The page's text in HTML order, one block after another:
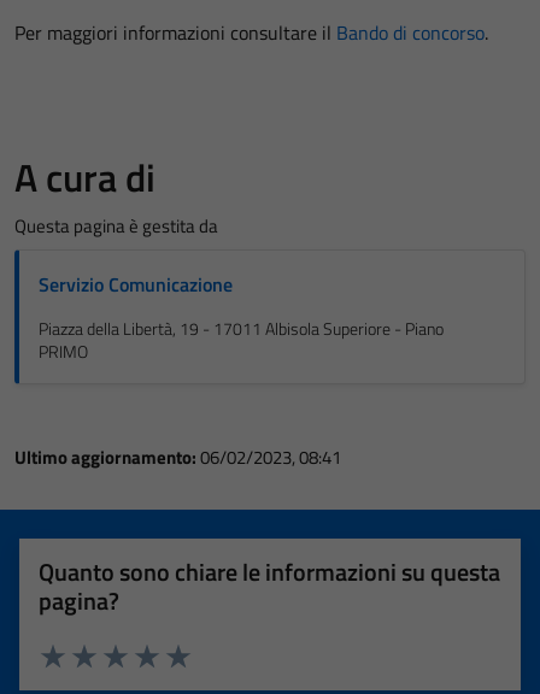
Per maggiori informazioni consultare il Bando di concorso.
A cura di
Questa pagina è gestita da
Servizio Comunicazione
Piazza della Libertà, 19 - 17011 Albisola Superiore - Piano
PRIMO
Ultimo aggiornamento:06/02/2023, 08:41
Quanto sono chiare le informazioni su questa
pagina?
Valuta 5 stelle su 5
Valuta 4 stelle su 5
Valuta 3 stelle su 5
Valuta 2 stelle su 5
Valuta 1 stelle su 5